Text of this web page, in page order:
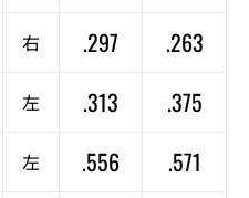
右 .297 .263
左 .313 .375
左 .556 .571